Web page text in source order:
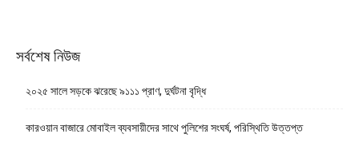
সর্বশেষ নিউজ
২০২৫ সালে সড়কে ঝরেছে ৯১১১ প্রাণ, দুর্ঘটনা বৃদ্ধি
কারওয়ান বাজারে মোবাইল ব্যবসায়ীদের সাথে পুলিশের সংঘর্ষ, পরিস্থিতি উত্তপ্ত